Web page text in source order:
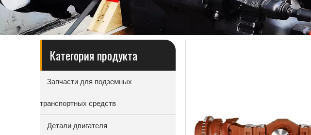
Категория продукта
Запчасти для подземных
транспортных средств
Детали двигателя